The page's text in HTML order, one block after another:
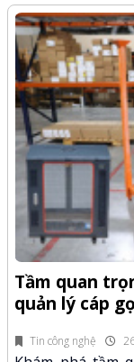
Tin công nghệ
Tầm quan
quản lý cáp